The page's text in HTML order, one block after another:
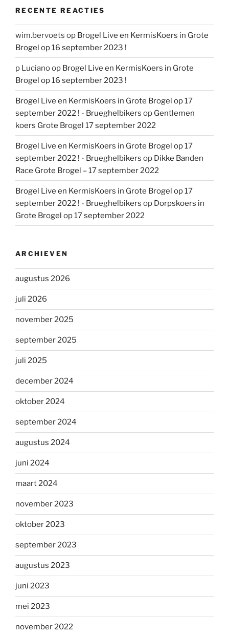
RECENTE REACTIES
wim.bervoets op Brogel Live en KermisKoers in Grote
Brogel op 16 september 2023 !
p Lucianoop Brogel Live en KermisKoers in Grote
Brogel op 16 september 2023 !
Brogel Live en KermisKoers in Grote Brogel op 17
september 2022 ! - Brueghelbikers op Gentlemen
koers Grote Brogel 17 september 2022
Brogel Live en KermisKoers in Grote Brogel op 17
september 2022 ! - Brueghelbikers op Dikke Banden
Race Grote Brogel – 17 september 2022
Brogel Live en KermisKoers in Grote Brogel op 17
september 2022 ! - Brueghelbikers op Dorpskoers in
Grote Brogel op 17 september 2022
ARCHIEVEN
augustus 2026
juli 2026
november 2025
september 2025
juli 2025
december 2024
oktober 2024
september 2024
augustus 2024
juni 2024
maart 2024
november 2023
oktober 2023
september 2023
augustus 2023
juni 2023
mei 2023
november 2022